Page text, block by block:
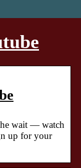
wait — watch
up for your